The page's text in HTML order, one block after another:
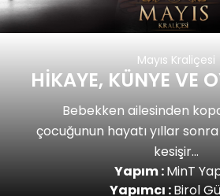
Mayıs Kraliçesi
HİKAYE, KÜNYE VE
Bebekken ailesinden
çocuğunun hayatı yıllar
kesişir...
Yapım :MinT
Yapımcı :Birol